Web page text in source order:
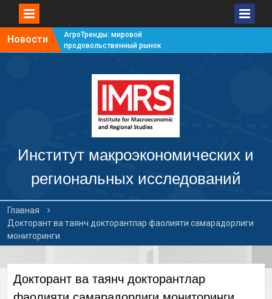
Новости
АгроТренды: мировой
продовольственный рынок
продовольственный рынок
АгроТренды: мировой
продовольственный рынок
АгроТренды: мировой
#4
Институт макроэкономических и
региональных исследований
Главная
Докторант ва таянч докторантлар фаолияти самарадорлиги
мониторинги
Докторант ва таянч докторантлар